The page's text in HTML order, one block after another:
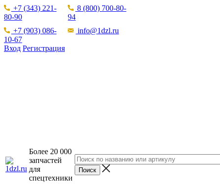
+7 (343) 221-
80-90
8 (800) 700-80-
94
+7 (903) 086-
10-67
info@1dzl.ru
Вход Регистрация
Более 20 000
запчастей
для
спецтехники